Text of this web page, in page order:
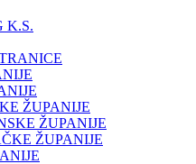
K.S.
ŽUPANIJE
ŽUPANIJE
ŽUPANIJE